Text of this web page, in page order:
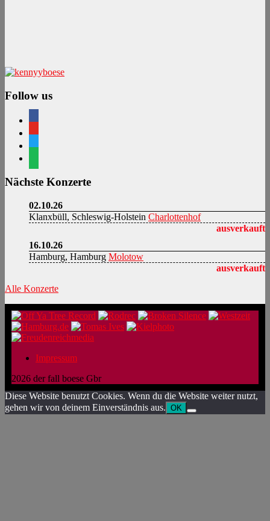
Follow us
Nächste Konzerte
02.10.26
Klanxbüll, Schleswig-Holstein Charlottenhof
ausverkauft
16.10.26
Hamburg, Hamburg Molotow
ausverkauft
Alle Konzerte
Impressum
2026 der fall boese Gbr
Diese Website benutzt Cookies. Wenn du die Website weiter nutzt,
gehen wir von deinem Einverständnis aus. OK